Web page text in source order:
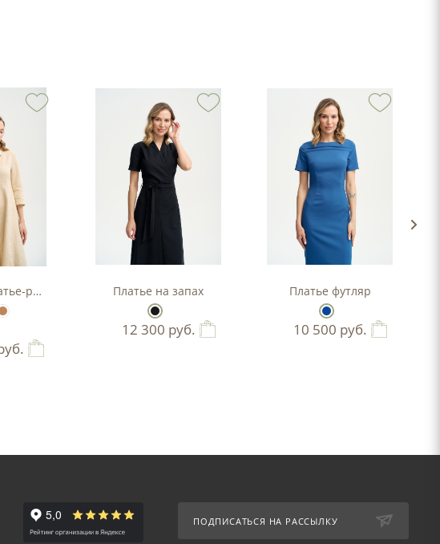
рубашка А-силуэтаПлатье на запах
12 300 руб.
Платье футляр
10 500 руб.
ПОДПИСАТЬСЯ НА РАССЫЛКУ